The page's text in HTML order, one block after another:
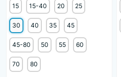
15 15-40 20 25
30 40 35 45
45-80 50 55 60
70 80